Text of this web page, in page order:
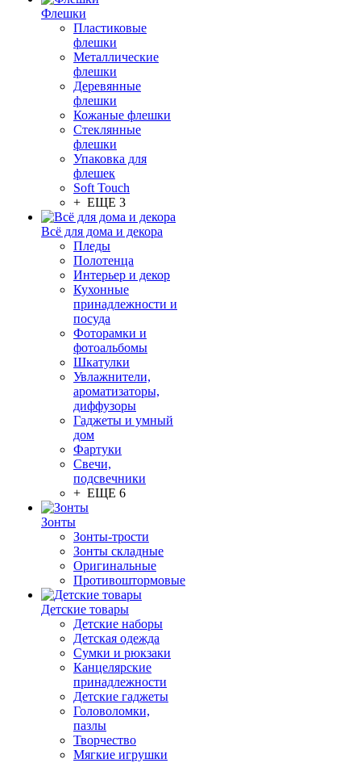
Флешки
Пластиковые
флешки
Металлические
флешки
Деревянные
флешки
Кожаные флешки
Стеклянные
флешки
Упаковка для
флешек
Soft Touch
+ ЕЩЕ 3
Всё для дома и декора
Пледы
Полотенца
Интерьер и декор
Кухонные
принадлежности и
посуда
Фоторамки и
фотоальбомы
Шкатулки
Увлажнители,
ароматизаторы,
диффузоры
Гаджеты и умный
дом
Фартуки
Свечи,
подсвечники
+ ЕЩЕ 6
Зонты
Зонты-трости
Зонты складные
Оригинальные
Противоштормовые
Детские товары
Детские наборы
Детская одежда
Сумки и рюкзаки
Канцелярские
принадлежности
Детские гаджеты
Головоломки,
пазлы
Творчество
Мягкие игрушки